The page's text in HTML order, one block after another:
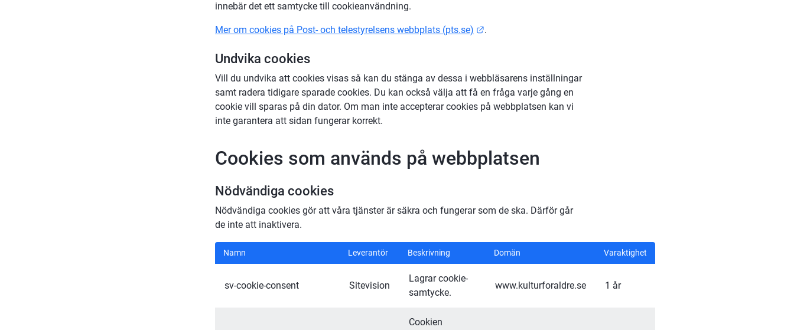
innebär det ett samtycke till cookieanvändning.
Mer om cookies på Post- och telestyrelsens webbplats (pts.se) Länk till annan webbplats.
.
Undvika cookies
Vill du undvika att cookies visas så kan du stänga av dessa i webbläsarens inställningar
samt radera tidigare sparade cookies. Du kan också välja att få en fråga varje gång en
cookie vill sparas på din dator. Om man inte accepterar cookies på webbplatsen kan vi
inte garantera att sidan fungerar korrekt.
Cookies som används på webbplatsen
Nödvändiga cookies
Nödvändiga cookies gör att våra tjänster är säkra och fungerar som de ska. Därför går
de inte att inaktivera.
Nödvändiga cookies
Namn Leverantör Beskrivning Domän Varaktighet
sv-cookie-consent Sitevision
Lagrar cookie-
samtycke.
www.kulturforaldre.se 1 år
Cookien